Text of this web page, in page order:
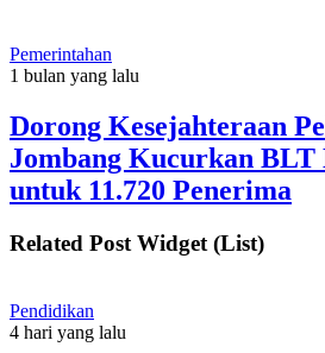
Pemerintahan
1 bulan yang lalu
Dorong Kesejahteraan
Jombang Kucurkan
untuk 11.720 Penerima
Related Post Widget (List)
Pendidikan
4 hari yang lalu